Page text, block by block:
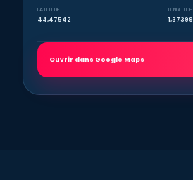
LATITUDE
44,47542
LONGITUDE
1,37399
Ouvrir dans Google Maps